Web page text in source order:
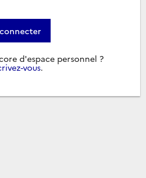
d'espace personnel ?
vous.